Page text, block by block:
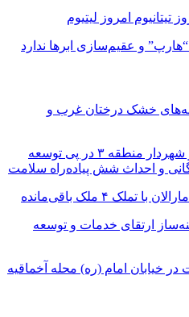
تیتانیوم امروز لیتیوم
و عقیم‌سازی ابرها ندارد
خشک درختان غرب و
تجلیل ورزشکاران تبریز از شهردار منطقه ۳ در پی توسعه
و احداث شش پیاده‌راه سلامت
۴ ملک باقی‌مانده
ارتقای خدمات و توسعه
خیابان امام (ره) محله آخماقیه